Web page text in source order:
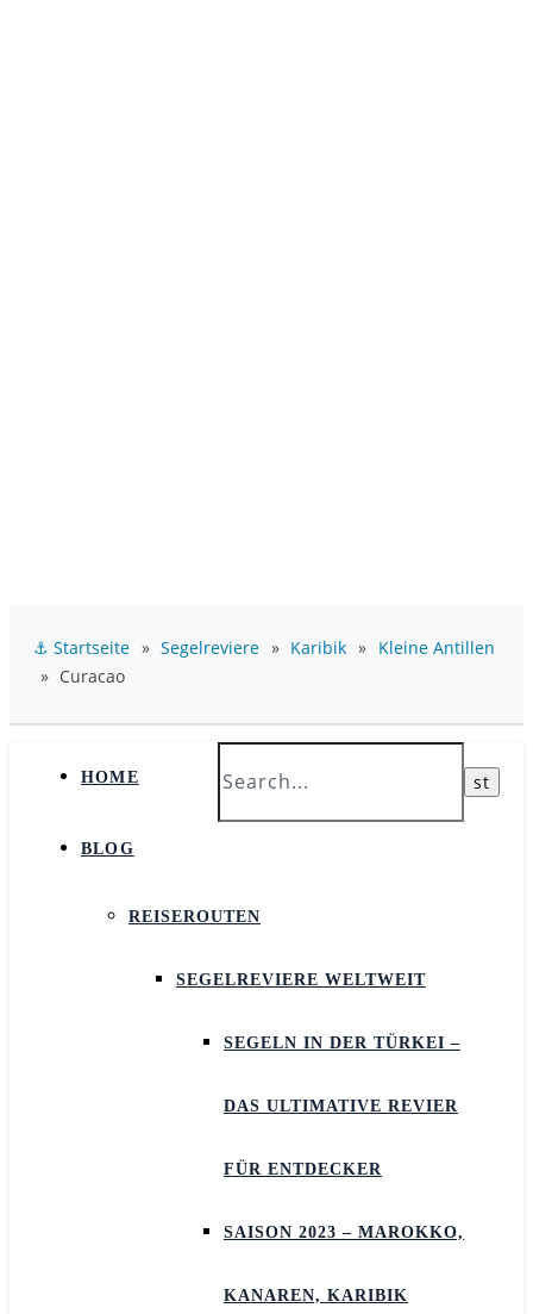
⚓ Startseite » Segelreviere » Karibik » Kleine Antillen
» Curacao
HOME
BLOG
REISEROUTEN
SEGELREVIERE WELTWEIT
SEGELN IN DER TÜRKEI –
DAS ULTIMATIVE REVIER
FÜR ENTDECKER
SAISON 2023 – MAROKKO,
KANAREN, KARIBIK